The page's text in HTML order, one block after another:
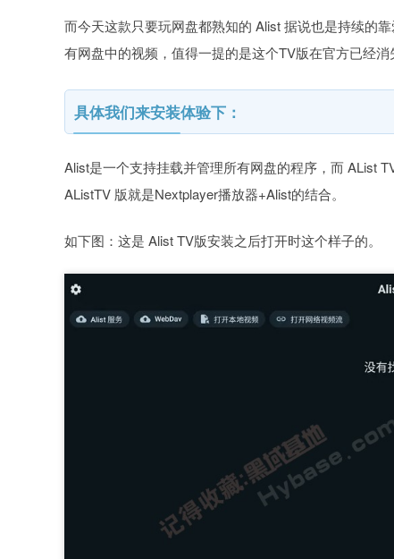
而今天这款只要玩网盘都熟知的 Alist 据说也是持续的
有网盘中的视频，值得一提的是这个TV版在官方已经
具体我们来安装体验下：
Alist是一个支持挂载并管理所有网盘的程序，而 AList
AListTV 版就是Nextplayer播放器+Alist的结合。
如下图：这是 Alist TV版安装之后打开时这个样子的。